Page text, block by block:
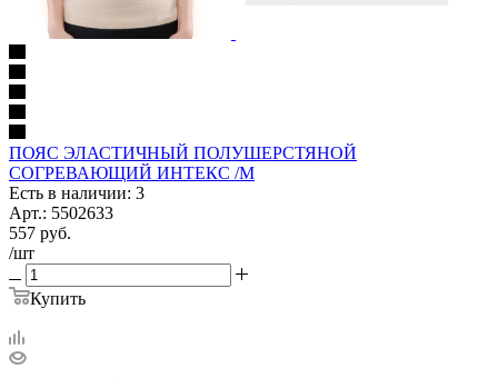
ПОЯС ЭЛАСТИЧНЫЙ ПОЛУШЕРСТЯНОЙ
СОГРЕВАЮЩИЙ ИНТЕКС /M
Есть в наличии: 3
Арт.: 5502633
557 руб.
/шт
Купить